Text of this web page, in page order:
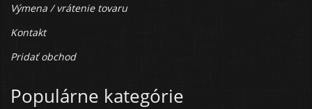
Výmena / vrátenie tovaru
Kontakt
Pridať obchod
Populárne kategórie